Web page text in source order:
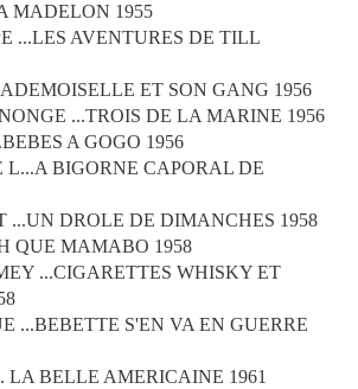
MADELON 1955
...LES AVENTURES DE TILL
ET SON GANG 1956
...TROIS DE LA MARINE 1956
A GOGO 1956
L...A BIGORNE CAPORAL DE
...UN DROLE DE DIMANCHES 1958
QUE MAMABO 1958
...CIGARETTES WHISKY ET
...BEBETTE S'EN VA EN GUERRE
LA BELLE AMERICAINE 1961